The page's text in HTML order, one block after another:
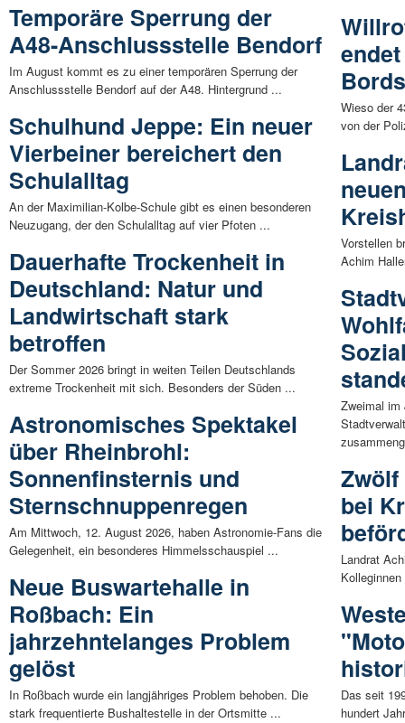
Temporäre Sperrung der
A48-Anschlussstelle Bendorf
Im August kommt es zu einer temporären Sperrung der
Anschlussstelle Bendorf auf der A48. Hintergrund ...
Schulhund Jeppe: Ein neuer
Vierbeiner bereichert den
Schulalltag
An der Maximilian-Kolbe-Schule gibt es einen besonderen
Neuzugang, der den Schulalltag auf vier Pfoten ...
Dauerhafte Trockenheit in
Deutschland: Natur und
Landwirtschaft stark
betroffen
Der Sommer 2026 bringt in weiten Teilen Deutschlands
extreme Trockenheit mit sich. Besonders der Süden ...
Astronomisches Spektakel
über Rheinbrohl:
Sonnenfinsternis und
Sternschnuppenregen
Am Mittwoch, 12. August 2026, haben Astronomie-Fans die
Gelegenheit, ein besonderes Himmelsschauspiel ...
Neue Buswartehalle in
Roßbach: Ein
jahrzehntelanges Problem
gelöst
In Roßbach wurde ein langjähriges Problem behoben. Die
stark frequentierte Bushaltestelle in der Ortsmitte ...
Wieso der
von der
Vorstellen
Achim
Zweimal im
bei
Landrat
Das seit
hundert